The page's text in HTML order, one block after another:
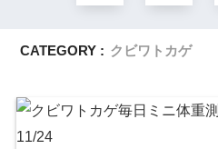
CATEGORY : クビワトカゲ